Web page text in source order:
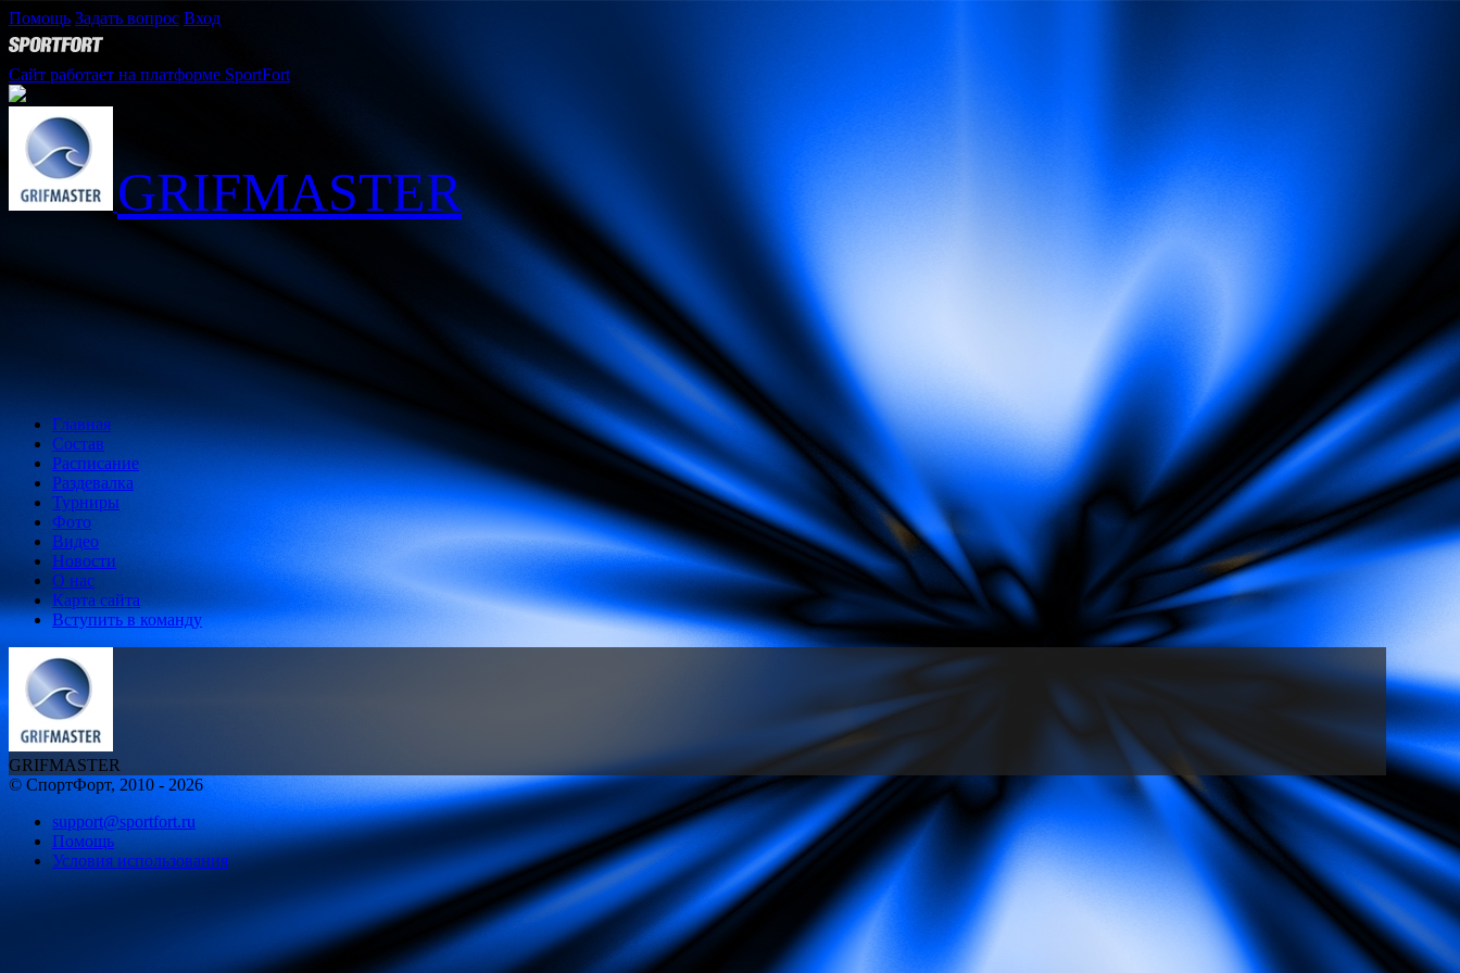
Помощь Задать вопрос Вход
Сайт работает на платформе SportFort
GRIFMASTER
Главная
Состав
Расписание
Раздевалка
Турниры
Фото
Видео
Новости
О нас
Карта сайта
Вступить в команду
GRIFMASTER
© СпортФорт, 2010 - 2026
support@sportfort.ru
Помощь
Условия использования